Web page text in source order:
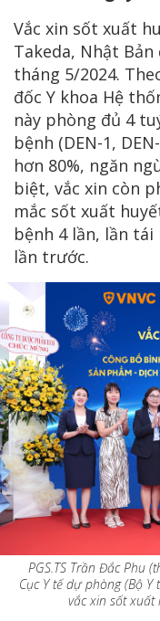
Vắc xin sốt xuất
Takeda, Nhật
tháng 5/2024.
đốc Y khoa Hệ
này phòng đủ 4
bệnh (DEN-1,
hơn 80%, ngăn
biệt, vắc xin còn
mắc sốt xuất
bệnh 4 lần, lần
lần trước.
PGS.TS Trần Đắc Phu
Cục Y tế dự phòng (Bộ
vắc xin sốt xuất